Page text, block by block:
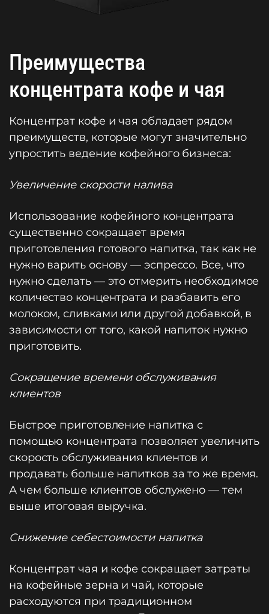
Преимущества
концентрата кофе и чая
Концентрат кофе и чая обладает рядом
преимуществ, которые могут значительно
упростить ведение кофейного бизнеса:
Увеличение скорости налива
Использование кофейного концентрата
существенно сокращает время
приготовления готового напитка, так как не
нужно варить основу — эспрессо. Все, что
нужно сделать — это отмерить необходимое
количество концентрата и разбавить его
молоком, сливками или другой добавкой, в
зависимости от того, какой напиток нужно
приготовить.
Сокращение времени обслуживания
клиентов
Быстрое приготовление напитка с
помощью концентрата позволяет увеличить
скорость обслуживания клиентов и
продавать больше напитков за то же время.
А чем больше клиентов обслужено — тем
выше итоговая выручка.
Снижение себестоимости напитка
Концентрат чая и кофе сокращает затраты
на кофейные зерна и чай, которые
расходуются при традиционном